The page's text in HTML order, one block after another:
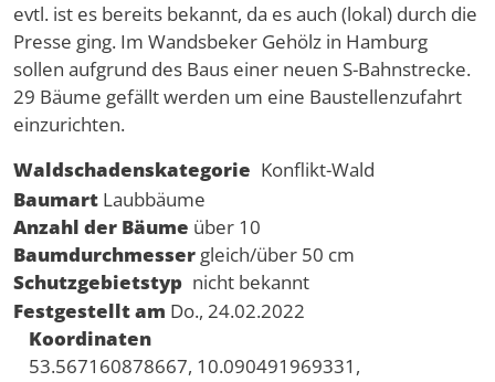
evtl. ist es bereits bekannt, da es auch (lokal) durch die
Presse ging. Im Wandsbeker Gehölz in Hamburg
sollen aufgrund des Baus einer neuen S-Bahnstrecke.
29 Bäume gefällt werden um eine Baustellenzufahrt
einzurichten.
Waldschadenskategorie Konflikt-Wald
Baumart Laubbäume
Anzahl der Bäume über 10
Baumdurchmesser gleich/über 50 cm
Schutzgebietstyp nicht bekannt
Festgestellt am Do., 24.02.2022
Koordinaten
53.567160878667, 10.090491969331,